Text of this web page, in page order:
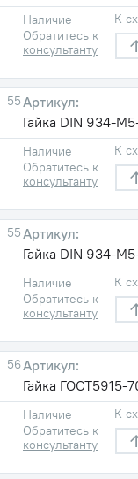
Наличие
Обратитесь к
консультанту
К
55
Гайка DIN 934-
Наличие
Обратитесь к
консультанту
К
55
Гайка DIN 934-
Наличие
Обратитесь к
консультанту
К
56
Гайка
Наличие
Обратитесь к
консультанту
К